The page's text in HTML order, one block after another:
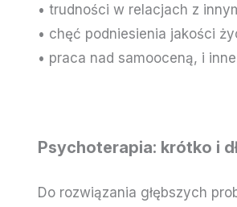
• trudności w relacjach z
• chęć podniesienia jakości
• praca nad samooceną, i
Psychoterapia: krótko i
Do rozwiązania głębszych